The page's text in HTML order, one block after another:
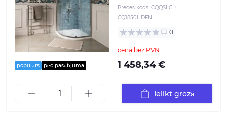
populārs pēc pasūtījuma
Preces kods: CQQSLC +
CQ1850HDFNL
0
cena bez PVN
1 458,34 €
Ielikt grozā